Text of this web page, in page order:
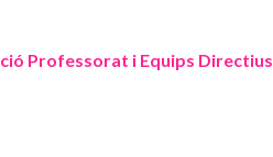
Professorat i Equips Directius